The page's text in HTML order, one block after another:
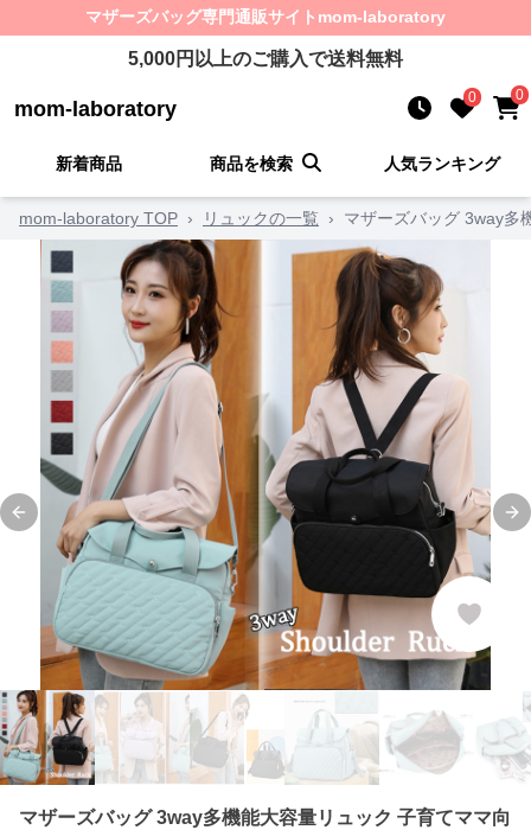
マザーズバッグ専門通販サイト mom-laboratory
5,000円以上のご購入で送料無料
mom-laboratory 0 0
新着商品 商品を検索 人気ランキング
mom-laboratory TOP › リュックの一覧 › マザーズバッグ 3way多
Previous slide
マザーズバッグ 3way多機能大容量リュック 子育てママ向